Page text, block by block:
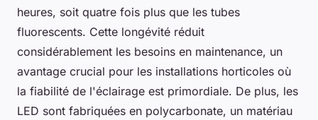
heures, soit quatre fois plus que les tubes
fluorescents. Cette longévité réduit
considérablement les besoins en maintenance, un
avantage crucial pour les installations horticoles où
la fiabilité de l'éclairage est primordiale. De plus, les
LED sont fabriquées en polycarbonate, un matériau